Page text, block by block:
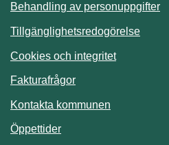
Behandling av personuppgifter
Tillgänglighetsredogörelse
Cookies och integritet
Fakturafrågor
Kontakta kommunen
Öppettider